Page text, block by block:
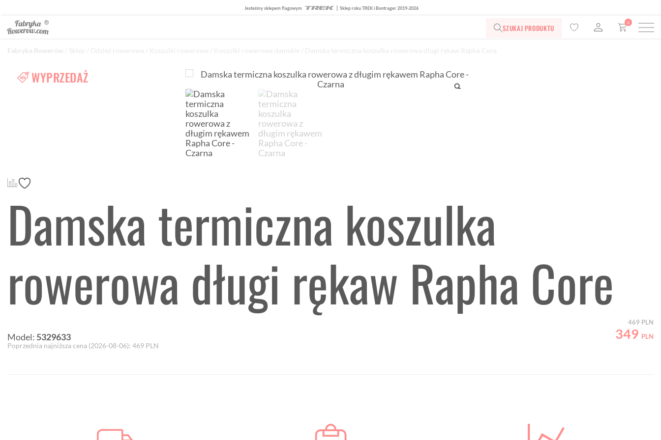
Jesteśmy sklepem flagowym Sklep roku TREK i Bontrager 2019-2026
SZUKAJ PRODUKTU
0
Fabryka Rowerów Sklep Odzież rowerowa Koszulki rowerowe Koszulki rowerowe damskie / Damska termiczna koszulka rowerowa długi rękaw Rapha Core
WYPRZEDAŻ
Damska termiczna koszulka
rowerowa długi rękaw Rapha Core
Model: 5329633
469 PLN
349 PLN
Poprzednia najniższa cena (2026-08-06): 469 PLN